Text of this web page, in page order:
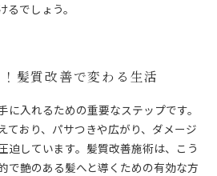
でしょう。
髪質改善で変わる生活
に入れるための重要なステップです。
ており、パサつきや広がり、ダメージ
迫しています。髪質改善施術は、こう
で艶のある髪へと導くための有効な方